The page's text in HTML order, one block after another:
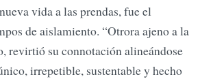
vida a las prendas, fue el
de aislamiento. “Otrora ajeno a la
revirtió su connotación alineándose
irrepetible, sustentable y hecho